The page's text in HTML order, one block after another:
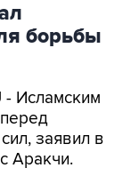
борьбы
- Исламским
заявил в
Аракчи.